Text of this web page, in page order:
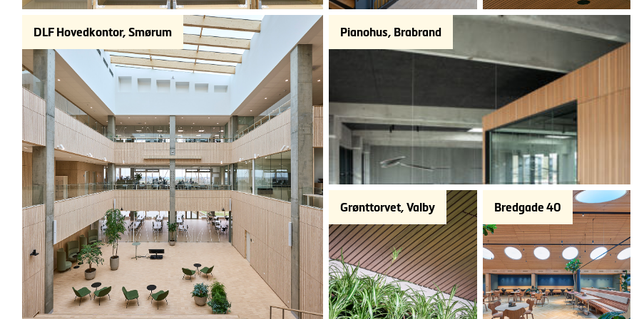
DLF Hovedkontor, Smørum Pianohus, Brabrand
Grønttorvet, Valby Bredgade 40